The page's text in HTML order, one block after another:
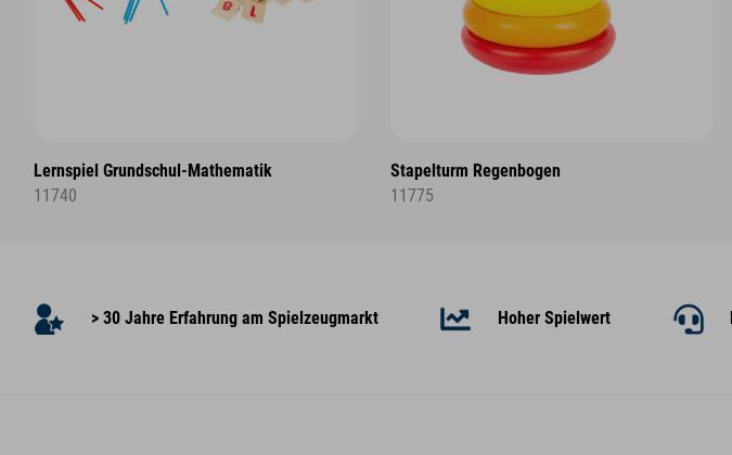
Lernspiel Grundschul-Mathematik
11740
Stapelturm Regenbogen
11775
> 30 Jahre Erfahrung am Spielzeugmarkt Hoher Spielwert